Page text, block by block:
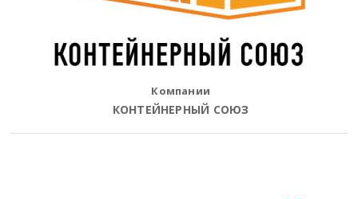
Компании
КОНТЕЙНЕРНЫЙ СОЮЗ